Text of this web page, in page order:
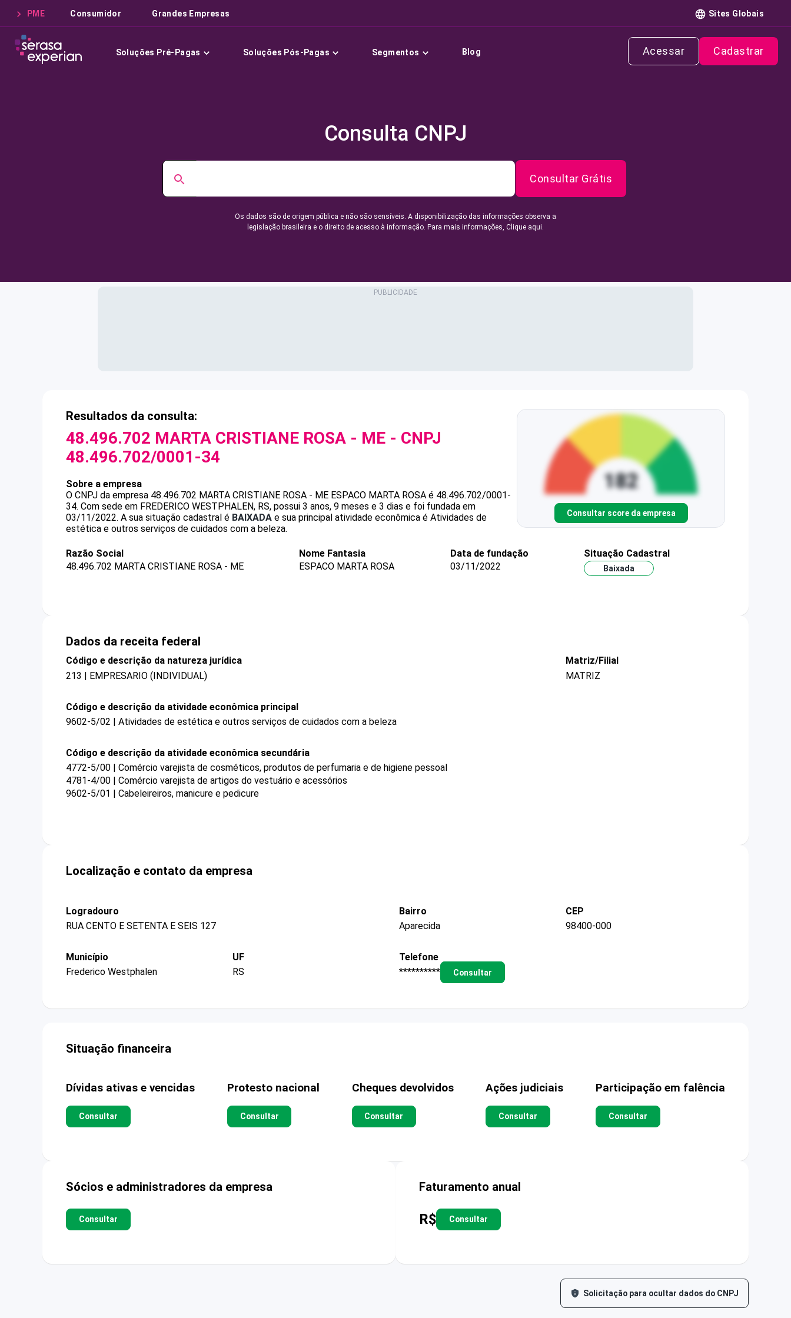
PME Consumidor Grandes Empresas Sites Globais
Soluções Pré-Pagas Soluções Pós-Pagas Segmentos Blog Acessar Cadastrar
Consulta CNPJ
Consultar Grátis
Os dados são de origem pública e não são sensíveis. A disponibilização das informações observa a
legislação brasileira e o direito de acesso à informação. Para mais informações, Clique aqui.
Resultados da consulta:
48.496.702 MARTA CRISTIANE ROSA - ME - CNPJ
48.496.702/0001-34
Sobre a empresa
O CNPJ da empresa 48.496.702 MARTA CRISTIANE ROSA - ME ESPACO MARTA ROSA é 48.496.702/0001-
34. Com sede em FREDERICO WESTPHALEN, RS, possui 3 anos, 9 meses e 3 dias e foi fundada em
03/11/2022. A sua situação cadastral é BAIXADA e sua principal atividade econômica é Atividades de
estética e outros serviços de cuidados com a beleza.
Consultar score da empresa
Razão Social
48.496.702 MARTA CRISTIANE ROSA - ME
Nome Fantasia
ESPACO MARTA ROSA
Data de fundação
03/11/2022
Situação Cadastral
Baixada
Dados da receita federal
Código e descrição da natureza jurídica
213 | EMPRESARIO (INDIVIDUAL)
Matriz/Filial
MATRIZ
Código e descrição da atividade econômica principal
9602-5/02 | Atividades de estética e outros serviços de cuidados com a beleza
Código e descrição da atividade econômica secundária
4772-5/00 | Comércio varejista de cosméticos, produtos de perfumaria e de higiene pessoal
4781-4/00 | Comércio varejista de artigos do vestuário e acessórios
9602-5/01 | Cabeleireiros, manicure e pedicure
Localização e contato da empresa
Logradouro
RUA CENTO E SETENTA E SEIS 127
Bairro
Aparecida
CEP
98400-000
Município
Frederico Westphalen
UF
RS
Telefone
**********
Consultar
Situação financeira
Dívidas ativas e vencidas
Consultar
Protesto nacional
Consultar
Cheques devolvidos
Consultar
Ações judiciais
Consultar
Participação em falência
Consultar
Sócios e administradores da empresa
Consultar
Faturamento anual
R$ Consultar
Solicitação para ocultar dados do CNPJ